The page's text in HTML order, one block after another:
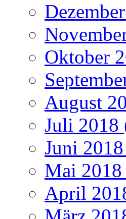
Oktober
August
Juli 2018
Juni
Mai
April